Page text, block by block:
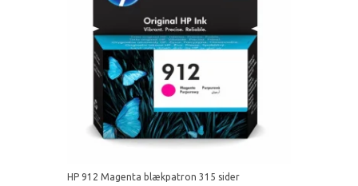
HP 912 Magenta blækpatron 315 sider